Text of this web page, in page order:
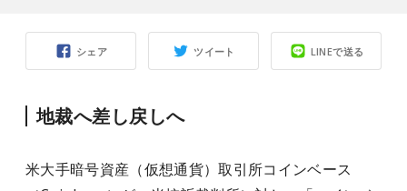
シェア ツイート LINEで送る
地裁へ差し戻しへ
米大手暗号資産（仮想通貨）取引所コインベース